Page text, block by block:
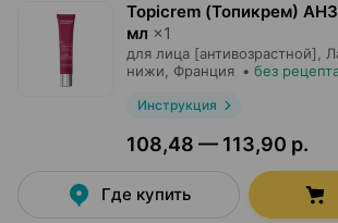
Topicrem (Топикрем)
мл ×1
для лица [антивозрастной],
нижи , Франция • без
Инструкция
108,48 — 113,90 р.
Где купить